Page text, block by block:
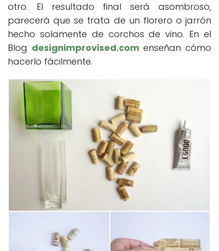
otro. El resultado final será asombroso,
parecerá que se trata de un florero o jarrón
hecho solamente de corchos de vino. En el
Blog designimprovised.com enseñan cómo
hacerlo fácilmente.